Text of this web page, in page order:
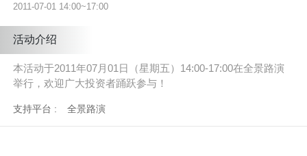
2011-07-01 14:00~17:00
活动介绍
本活动于2011年07月01日（星期五）14:00-17:00在全景路演
举行，欢迎广大投资者踊跃参与！
支持平台 : 全景路演